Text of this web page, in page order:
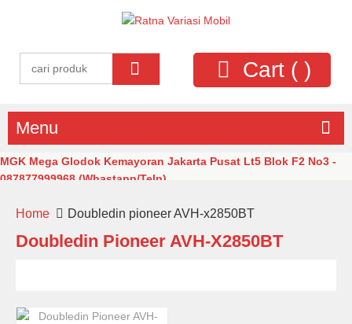
Cart ()
Menu
MGK Mega Glodok Kemayoran Jakarta Pusat Lt5 Blok F2 No3 -
087877999968 (Whastapp/Telp)
Home Doubledin pioneer AVH-x2850BT
Doubledin Pioneer AVH-X2850BT